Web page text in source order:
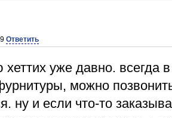
Ответить
хеттих уже давно. всегда
можно
ну и если что-то